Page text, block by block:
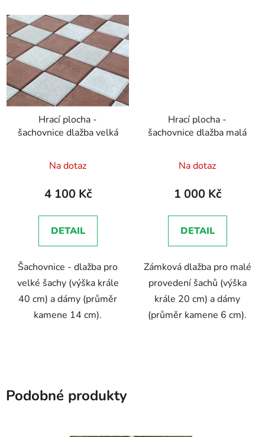
Hrací plocha -
šachovnice dlažba velká
Na dotaz
4 100 Kč
DETAIL
Šachovnice - dlažba pro
velké šachy (výška krále
40 cm) a dámy (průměr
kamene 14 cm).
Hrací plocha -
šachovnice dlažba malá
Na dotaz
1 000 Kč
DETAIL
Zámková dlažba pro malé
provedení šachů (výška
krále 20 cm) a dámy
(průměr kamene 6 cm).
Podobné produkty